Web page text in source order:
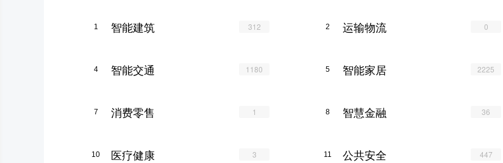
1 智能建筑 312 2 运输物流 0
4 智能交通 1180 5 智能家居 2225
7 消费零售 1 8 智慧金融 36
10 医疗健康 3 11 公共安全 447